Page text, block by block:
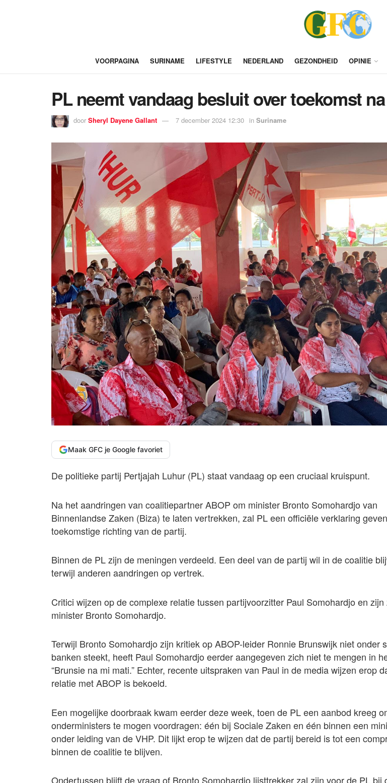
VOORPAGINA SURINAME LIFESTYLE NEDERLAND GEZONDHEID OPINIE
PL neemt vandaag besluit over toekomst
door Sheryl Dayene Gallant 7 december 2024 12:30 in Suriname
Maak GFC je Google favoriet
De politieke partij Pertjajah Luhur (PL) staat vandaag op een cruciaal kruispunt.
Na het aandringen van coalitiepartner ABOP om minister Bronto Somohardjo van
Binnenlandse Zaken (Biza) te laten vertrekken, zal PL een officiële verklaring
toekomstige richting van de partij.
Binnen de PL zijn de meningen verdeeld. Een deel van de partij wil in de coalitie
terwijl anderen aandringen op vertrek.
Critici wijzen op de complexe relatie tussen partijvoorzitter Paul Somohardjo en zijn
minister Bronto Somohardjo.
Terwijl Bronto Somohardjo zijn kritiek op ABOP-leider Ronnie Brunswijk niet onder
banken steekt, heeft Paul Somohardjo eerder aangegeven zich niet te mengen in
“Brunsie na mi mati.” Echter, recente uitspraken van Paul in de media wijzen erop
relatie met ABOP is bekoeld.
Een mogelijke doorbraak kwam eerder deze week, toen de PL een aanbod kreeg
onderministers te mogen voordragen: één bij Sociale Zaken en één binnen een
onder leiding van de VHP. Dit lijkt erop te wijzen dat de partij bereid is tot een
binnen de coalitie te blijven.
Ondertussen blijft de vraag of Bronto Somohardjo lijsttrekker zal zijn voor de PL bij